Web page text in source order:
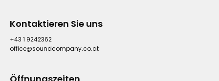
Kontaktieren Sie uns
+43 1 9242362
office@soundcompany.co.at